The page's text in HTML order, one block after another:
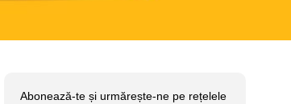
Abonează-te și urmărește-ne pe rețelele